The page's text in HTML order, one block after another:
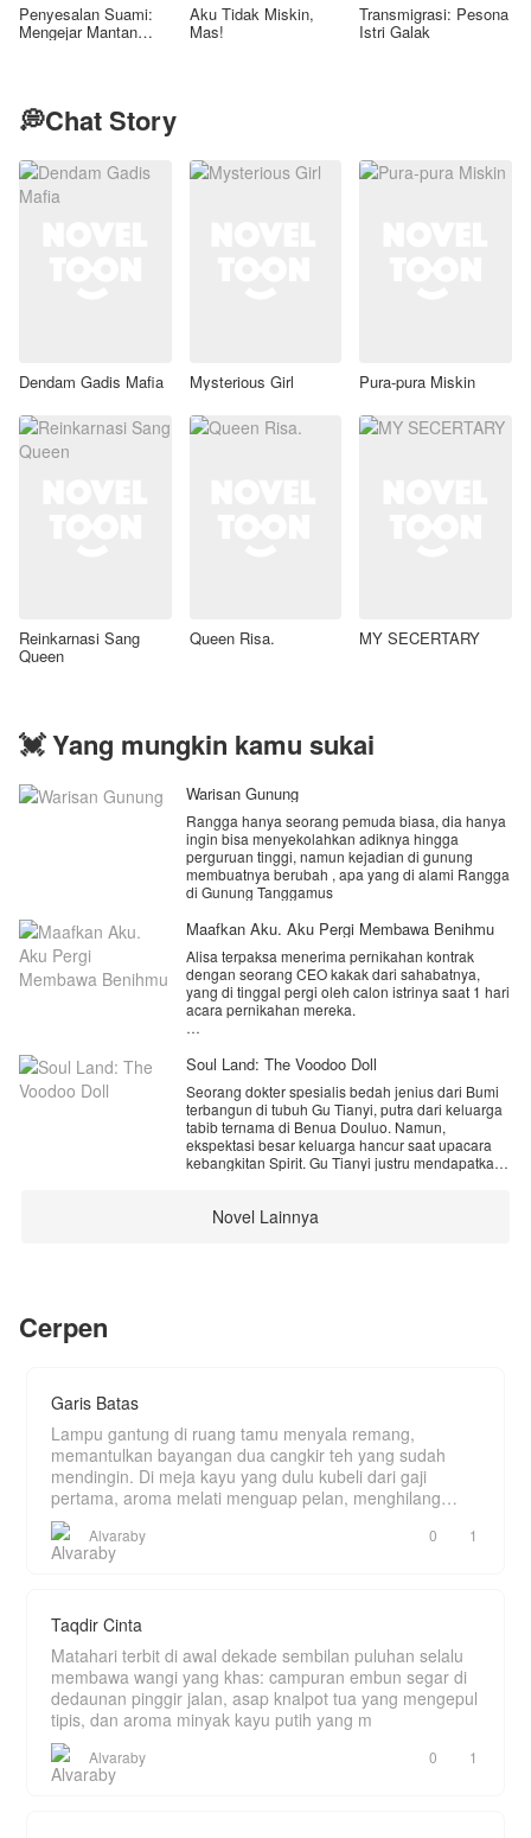
Penyesalan Suami:
Mengejar Mantan
Aku Tidak Miskin,
Mas!
Transmigrasi: Pesona
Istri Galak
💭Chat Story
Dendam Gadis Mafia Mysterious Girl Pura-pura Miskin
Reinkarnasi Sang
Queen
Queen Risa. MY SECERTARY
💓 Yang mungkin kamu sukai
Warisan Gunung
Rangga hanya seorang pemuda biasa, dia hanya
ingin bisa menyekolahkan adiknya hingga
perguruan tinggi, namun kejadian di gunung
membuatnya berubah , apa yang di alami Rangga
di Gunung Tanggamus
Maafkan Aku. Aku Pergi Membawa Benihmu
Alisa terpaksa menerima pernikahan kontrak
dengan seorang CEO kakak dari sahabatnya,
yang di tinggal pergi oleh calon istrinya saat 1 hari
acara pernikahan mereka.
Alisa menerima pernikahan itu dengan terpaksa,
lumayan banyak untuk pengobatan jantungnya.
Selama 5th menjalani pernikahan kontrak itu,
pernikahannya terbilang baik baik saja, karena
pintar mengambil hati suami dan keluarganya.
Yuk.... Ikuti cerita selengkapnya, jangan lupa
tinggalkan jejak😁
Soul Land: The Voodoo Doll
Seorang dokter spesialis bedah jenius dari Bumi
terbangun di tubuh Gu Tianyi, putra dari keluarga
tabib ternama di Benua Douluo. Namun,
ekspektasi besar keluarga hancur saat upacara
kebangkitan Spirit. Gu Tianyi justru mendapatkan
mainan anak-anak.
Di saat Tang San selalu waspada dan penuh
perhitungan, sang dokter justru bersikap "bodo
amat" dan terlalu santai, sering kali membuat Xiao
Wu pening menghadapi tingkah laku unik mereka
berdua.
Novel Lainnya
Cerpen
Garis Batas
Lampu gantung di ruang tamu menyala remang,
memantulkan bayangan dua cangkir teh yang sudah
mendingin. Di meja kayu yang dulu kubeli dari gaji
pertama, aroma melati menguap pelan, menghilang
ditelan k
Alvaraby 0 1
Taqdir Cinta
Matahari terbit di awal dekade sembilan puluhan selalu
membawa wangi yang khas: campuran embun segar di
dedaunan pinggir jalan, asap knalpot tua yang mengepul
tipis, dan aroma minyak kayu putih yang m
Alvaraby 0 1